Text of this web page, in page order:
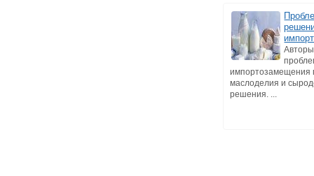
импортозамещения
маслоделия и
решения. ...